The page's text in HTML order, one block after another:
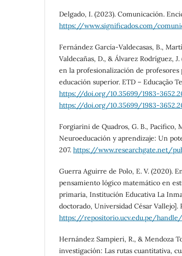
Delgado, I. (2023). Comunicación.
https://www.significados.com/
Fernández García-Valdecasas, B.,
Valdecañas, D., & Álvarez Rodríguez,
en la profesionalización de
educación superior. ETD – Educação
https://doi.org/10.35699/1983-
https://doi.org/10.35699/1983-
Forgiarini de Quadros, G. B., Pacifico,
Neuroeducación y aprendizaje: Un
207. https://www.researchgate.net/
Guerra Aguirre de Polo, E. V. (2020).
pensamiento lógico matemático en
primaria, Institución Educativa La
doctorado, Universidad César Vallejo].
https://repositorio.ucv.edu.pe/handle/
Hernández Sampieri, R., & Mendoza
investigación: Las rutas cuantitativa,